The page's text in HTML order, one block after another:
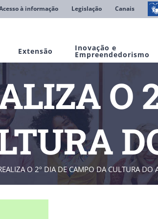
à informação Legislação Canais
Extensão Inovação e
Empreendedorismo
O
O 2º DIA DE CAMPO DA CULTURA DO